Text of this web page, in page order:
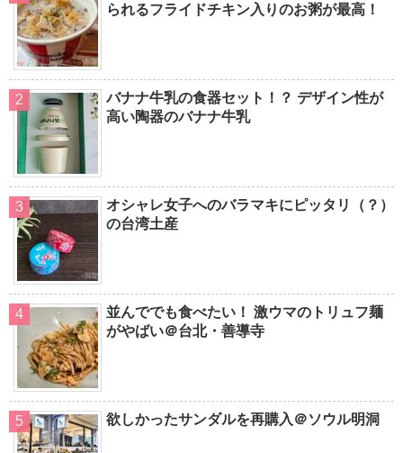
られるフライドチキン入りのお粥が最高！
バナナ牛乳の食器セット！？ デザイン性が
高い陶器のバナナ牛乳
オシャレ女子へのバラマキにピッタリ（？）
の台湾土産
並んででも食べたい！ 激ウマのトリュフ麺
がやばい＠台北・善導寺
欲しかったサンダルを再購入＠ソウル明洞